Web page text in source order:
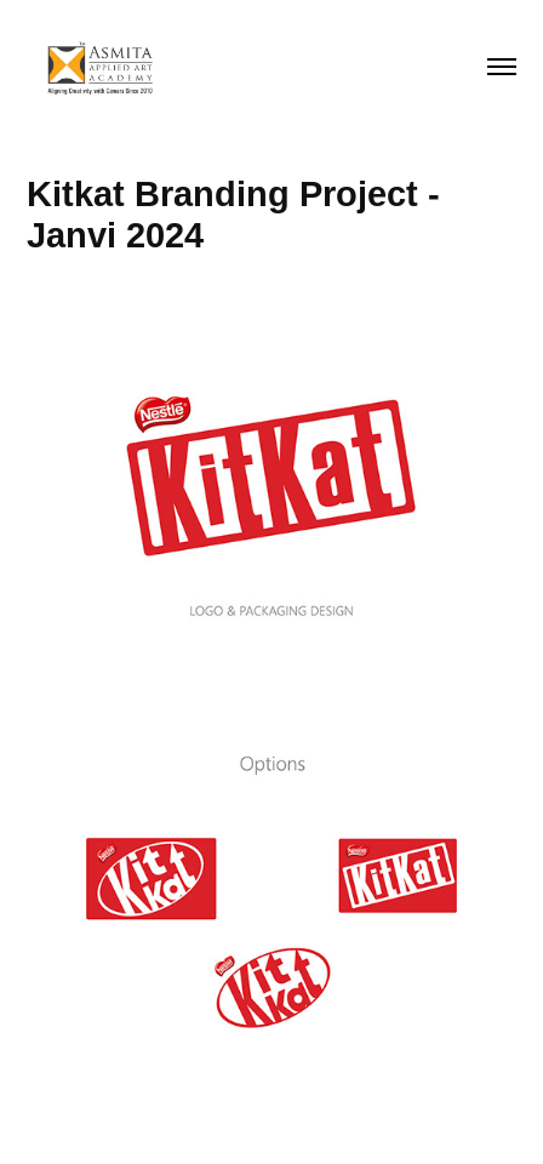
Kitkat Branding Project -
Janvi 2024